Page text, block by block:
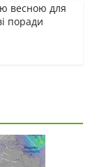
весною для
поради